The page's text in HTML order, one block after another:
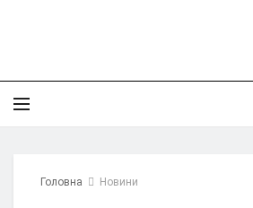
Головна Новини